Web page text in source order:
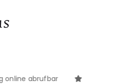
abrufbar